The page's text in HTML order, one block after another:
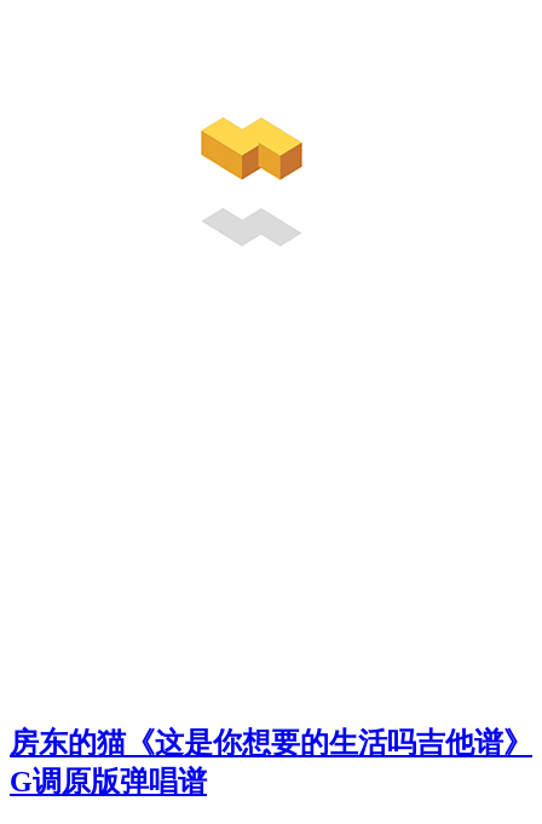
房东的猫《这是你想要的生活吗吉他谱》
G调原版弹唱谱